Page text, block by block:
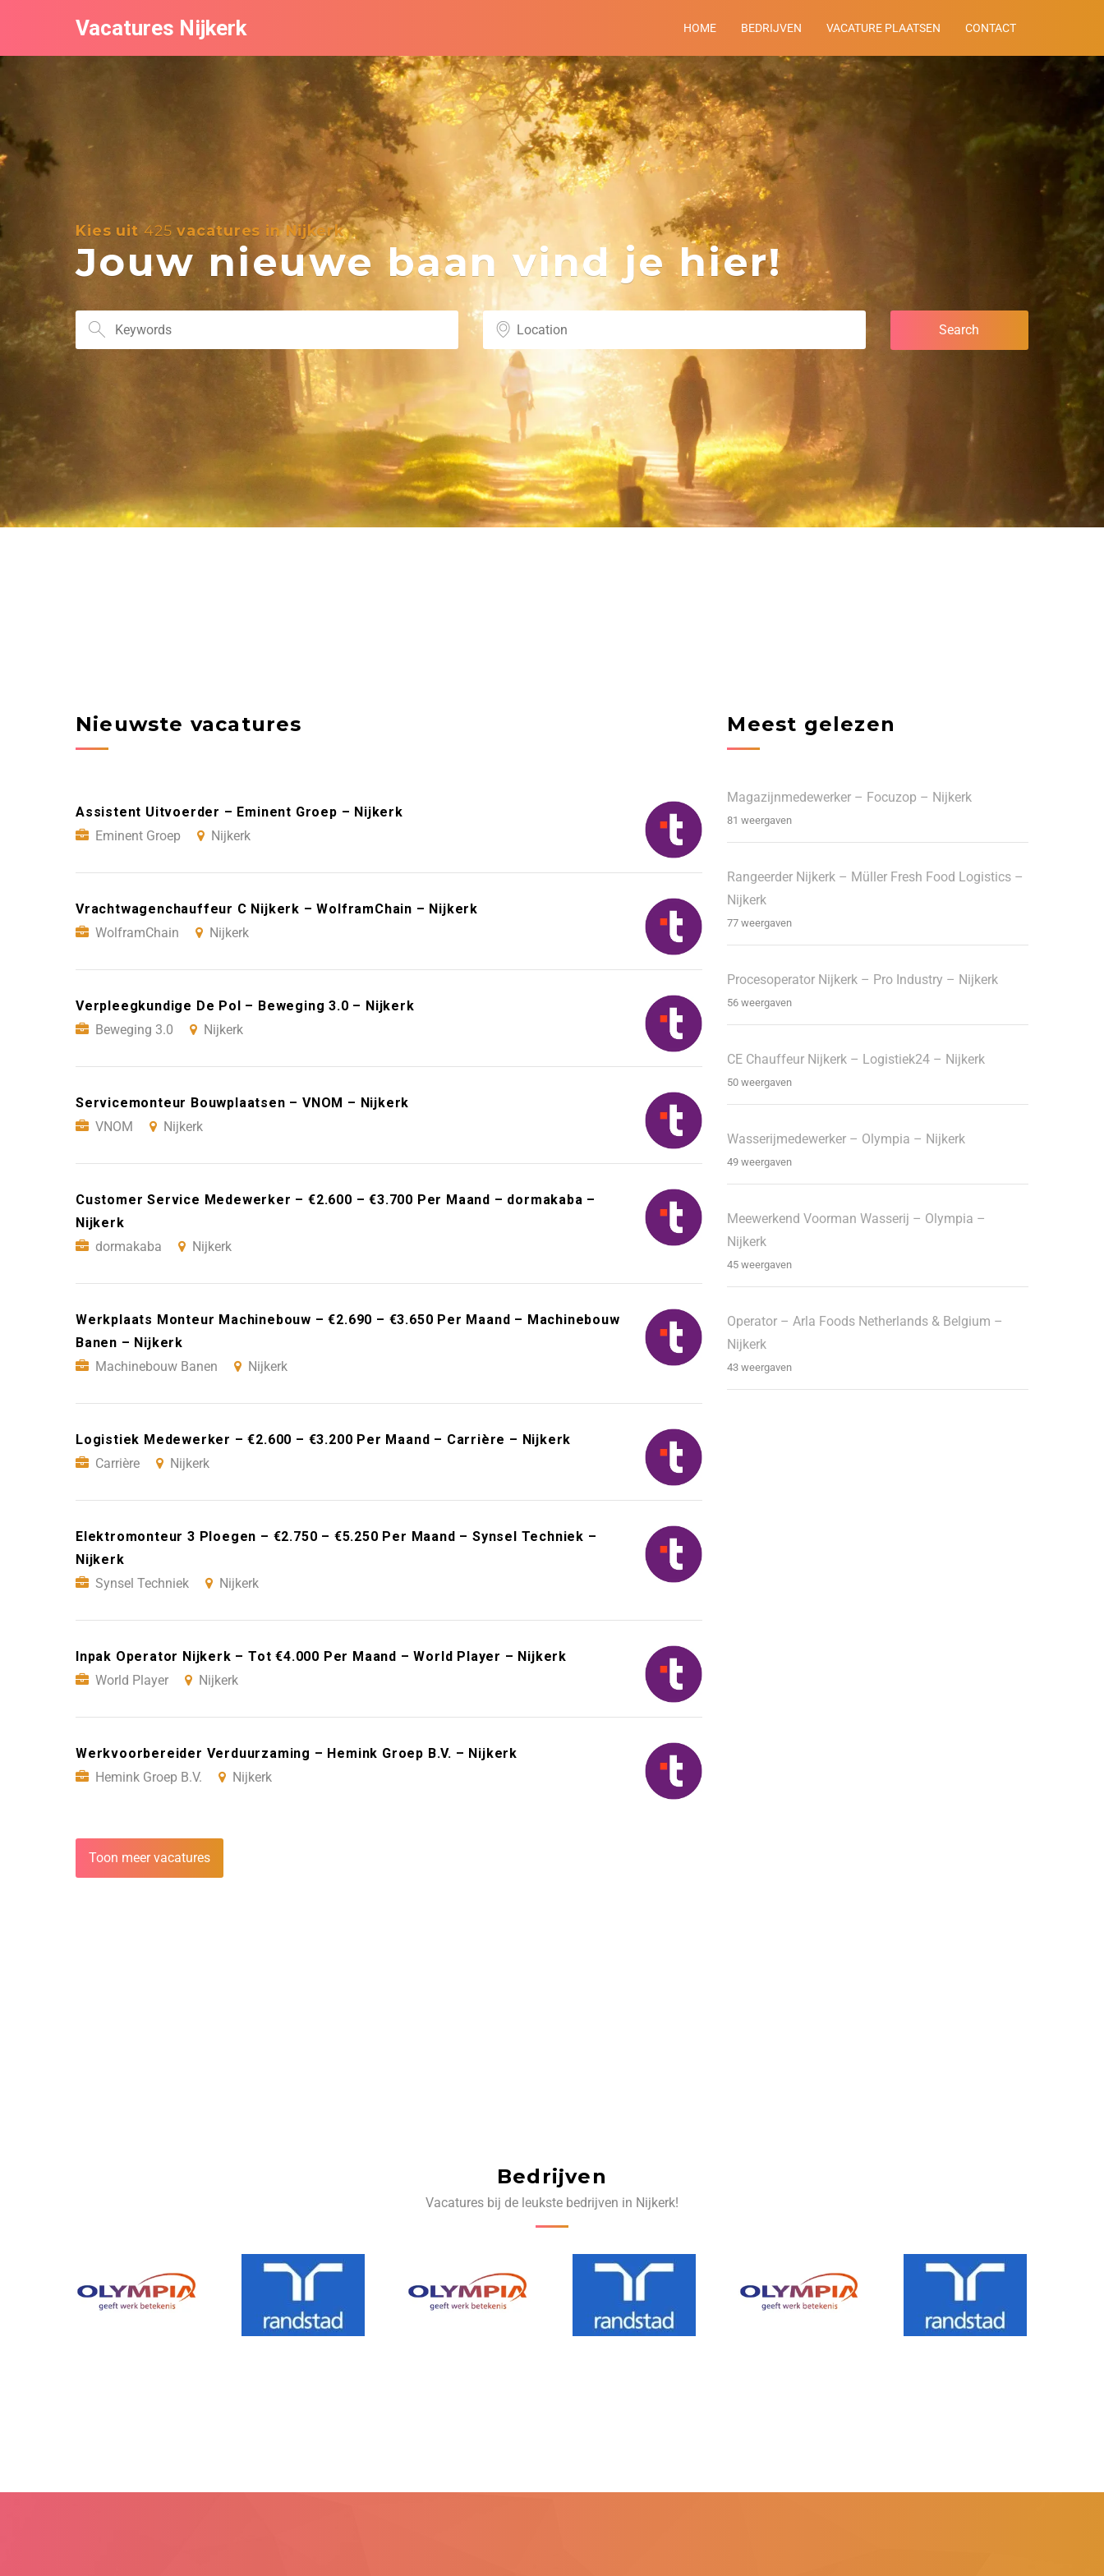
Vacatures Nijkerk HOME BEDRIJVEN VACATURE PLAATSEN CONTACT
Kies uit 425 vacatures in Nijkerk
Jouw nieuwe baan vind je hier!
Nieuwste vacatures
Assistent Uitvoerder – Eminent Groep – Nijkerk
Eminent Groep
Nijkerk
Vrachtwagenchauffeur C Nijkerk – WolframChain – Nijkerk
WolframChain
Nijkerk
Verpleegkundige De Pol – Beweging 3.0 – Nijkerk
Beweging 3.0
Nijkerk
Servicemonteur Bouwplaatsen – VNOM – Nijkerk
VNOM
Nijkerk
Customer Service Medewerker – €2.600 – €3.700 Per Maand – dormakaba –
Nijkerk
dormakaba
Nijkerk
Werkplaats Monteur Machinebouw – €2.690 – €3.650 Per Maand – Machinebouw
Banen – Nijkerk
Machinebouw Banen
Nijkerk
Logistiek Medewerker – €2.600 – €3.200 Per Maand – Carrière – Nijkerk
Carrière
Nijkerk
Elektromonteur 3 Ploegen – €2.750 – €5.250 Per Maand – Synsel Techniek –
Nijkerk
Synsel Techniek
Nijkerk
Inpak Operator Nijkerk – Tot €4.000 Per Maand – World Player – Nijkerk
World Player
Nijkerk
Werkvoorbereider Verduurzaming – Hemink Groep B.V. – Nijkerk
Hemink Groep B.V.
Nijkerk
Toon meer vacatures
Meest gelezen
Magazijnmedewerker – Focuzop – Nijkerk
81 weergaven
Rangeerder Nijkerk – Müller Fresh Food Logistics –
Nijkerk
77 weergaven
Procesoperator Nijkerk – Pro Industry – Nijkerk
56 weergaven
CE Chauffeur Nijkerk – Logistiek24 – Nijkerk
50 weergaven
Wasserijmedewerker – Olympia – Nijkerk
49 weergaven
Meewerkend Voorman Wasserij – Olympia –
Nijkerk
45 weergaven
Operator – Arla Foods Netherlands & Belgium –
Nijkerk
43 weergaven
Bedrijven
Vacatures bij de leukste bedrijven in Nijkerk!